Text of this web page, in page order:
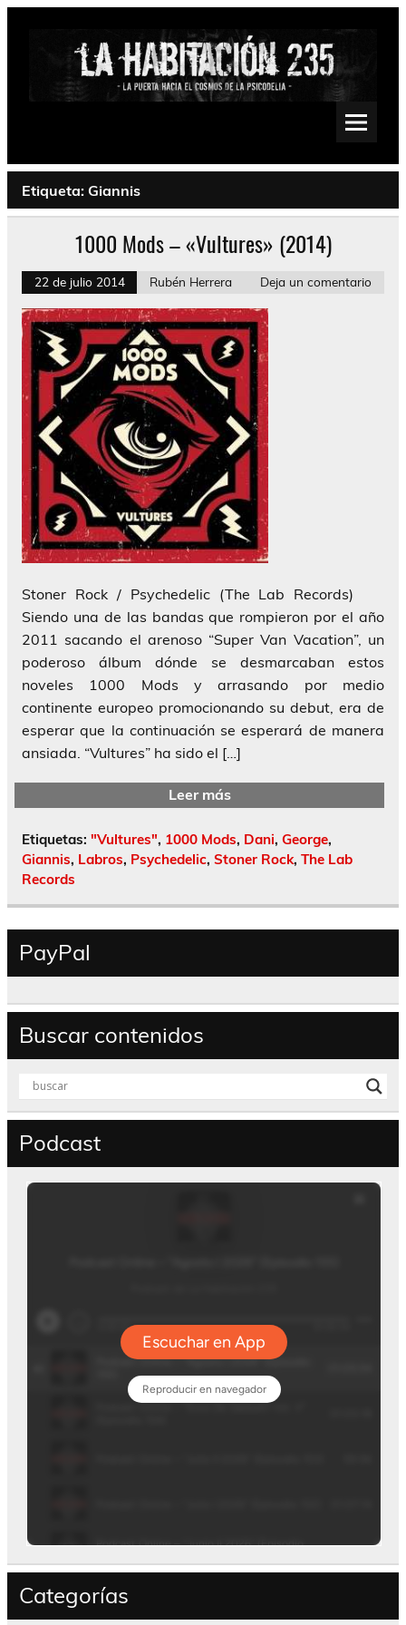
Saltar
Psychedelic, Stoner, Doom, Sludge, Fuzz, Space, Drone
Etiqueta: Giannis
1000 Mods – «Vultures» (2014)
22 de julio 2014 Rubén Herrera Deja un comentario
Stoner Rock / Psychedelic (The Lab Records)
Siendo una de las bandas que rompieron por el año
2011 sacando el arenoso “Super Van Vacation”, un
poderoso álbum dónde se desmarcaban estos
noveles 1000 Mods y arrasando por medio
continente europeo promocionando su debut, era de
esperar que la continuación se esperará de manera
ansiada. “Vultures” ha sido el […]
Leer más
Etiquetas: "Vultures", 1000 Mods, Dani, George,
Giannis, Labros, Psychedelic, Stoner Rock, The Lab
Records
PayPal
Buscar contenidos
Podcast
Categorías